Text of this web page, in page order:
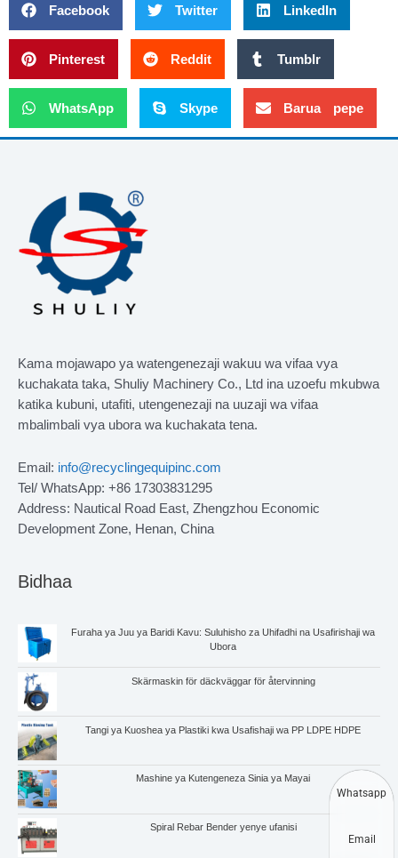
Facebook Twitter LinkedIn
Pinterest Reddit Tumblr
WhatsApp Skype Barua pepe
Kama mojawapo ya watengenezaji wakuu wa vifaa vya
kuchakata taka, Shuliy Machinery Co., Ltd ina uzoefu mkubwa
katika kubuni, utafiti, utengenezaji na uuzaji wa vifaa
mbalimbali vya ubora wa kuchakata tena.
Email: info@recyclingequipinc.com
Tel/ WhatsApp: +86 17303831295
Address: Nautical Road East, Zhengzhou Economic
Development Zone, Henan, China
Bidhaa
Furaha ya Juu ya Baridi Kavu: Suluhisho za Uhifadhi na Usafirishaji wa
Ubora
Skärmaskin för däckväggar för återvinning
Tangi ya Kuoshea ya Plastiki kwa Usafishaji wa PP LDPE HDPE
Mashine ya Kutengeneza Sinia ya Mayai
Spiral Rebar Bender yenye ufanisi
Whatsapp
Email